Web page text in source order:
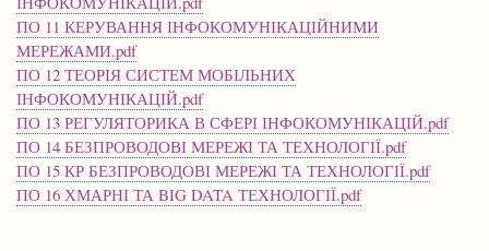
ПО 11 КЕРУВАННЯ ІНФОКОМУНІКАЦІЙНИМИ
МЕРЕЖАМИ.pdf
ПО 12 ТЕОРІЯ СИСТЕМ МОБІЛЬНИХ
ІНФОКОМУНІКАЦІЙ.pdf
ПО 13 РЕГУЛЯТОРИКА В СФЕРІ ІНФОКОМУНІКАЦІЙ.pdf
ПО 14 БЕЗПРОВОДОВІ МЕРЕЖІ ТА ТЕХНОЛОГІЇ.pdf
ПО 15 КР БЕЗПРОВОДОВІ МЕРЕЖІ ТА ТЕХНОЛОГІЇ.pdf
ПО 16 ХМАРНІ ТА BIG DATA ТЕХНОЛОГІЇ.pdf